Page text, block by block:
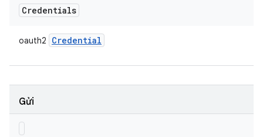
Credentials
oauth2 Credential
Gửi